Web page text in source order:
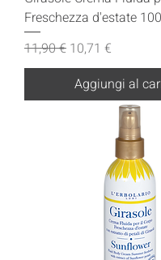
Freschezza d'estate
Prezzo regolare
11,90 € Prezzo scontato
10,71 €
Aggiungi al